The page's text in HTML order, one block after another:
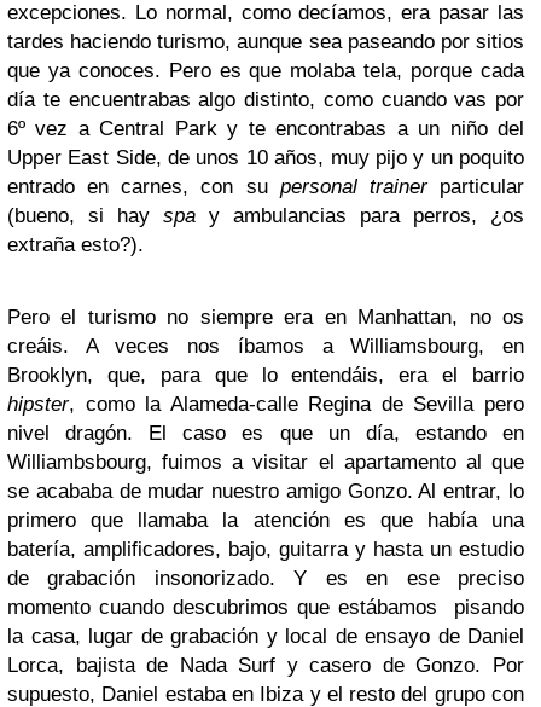
excepciones. Lo normal, como decíamos, era pasar las
tardes haciendo turismo, aunque sea paseando por sitios
que ya conoces. Pero es que molaba tela, porque cada
día te encuentrabas algo distinto, como cuando vas por
6º vez a Central Park y te encontrabas a un niño del
Upper East Side, de unos 10 años, muy pijo y un poquito
entrado en carnes, con su personal trainerparticular
(bueno, si hay spa y ambulancias para perros, ¿os
extraña esto?).
Pero el turismo no siempre era en Manhattan, no os
creáis. A veces nos íbamos a Williamsbourg, en
Brooklyn, que, para que lo entendáis, era el barrio
hipster, como la Alameda-calle Regina de Sevilla pero
nivel dragón. El caso es que un día, estando en
Williambsbourg, fuimos a visitar el apartamento al que
se acababa de mudar nuestro amigo Gonzo. Al entrar, lo
primero que llamaba la atención es que había una
batería, amplificadores, bajo, guitarra y hasta un estudio
de grabación insonorizado. Y es en ese preciso
momento cuando descubrimos que estábamos pisando
la casa, lugar de grabación y local de ensayo de Daniel
Lorca, bajista de Nada Surf y casero de Gonzo. Por
supuesto, Daniel estaba en Ibiza y el resto del grupo con